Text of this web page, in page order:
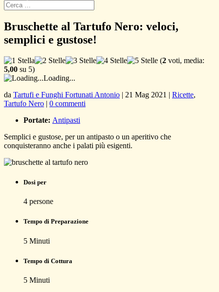
Bruschette al Tartufo Nero: veloci,
semplici e gustose!
(2 voti, media:
5,00 su 5)
Loading...
da Tartufi e Funghi Fortunati Antonio | 21 Mag 2021 | Ricette,
Tartufo Nero | 0 commenti
Portate: Antipasti
Semplici e gustose, per un antipasto o un aperitivo che
conquisteranno anche i palati più esigenti.
Dosi per
4 persone
Tempo di Preparazione
5 Minuti
Tempo di Cottura
5 Minuti